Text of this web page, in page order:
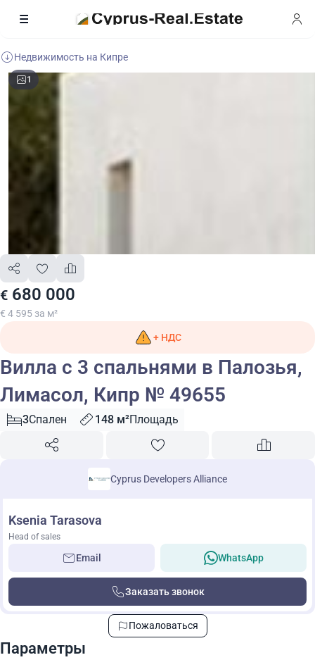
Недвижимость на Кипре
1
€ 680 000
€ 4 595 за м²
+ НДС
Вилла с 3 спальнями в Палозья,
Лимасол, Кипр № 49655
3Спален 148 м²Площадь
Cyprus Developers Alliance
Ksenia Tarasova
Head of sales
Email WhatsApp
Заказать звонок
Пожаловаться
Параметры